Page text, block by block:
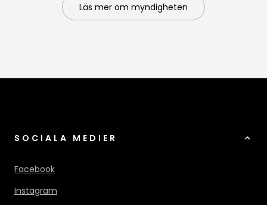
Läs mer om myndigheten
SOCIALA MEDIER
Facebook
Instagram